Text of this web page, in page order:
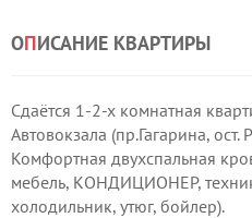
ОПИСАНИЕ КВАРТИРЫ
Сдаётся 1-2-х комнатная
Автовокзала (пр.Гагарина, ост.
Комфортная двухспальная
мебель, КОНДИЦИОНЕР,
холодильник, утюг, бойлер).